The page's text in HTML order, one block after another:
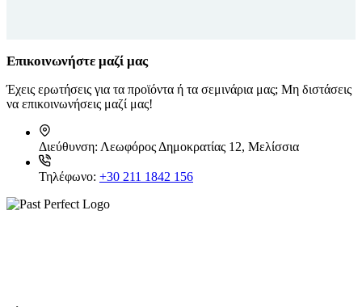
Επικοινωνήστε μαζί μας
Έχεις ερωτήσεις για τα προϊόντα ή τα σεμινάρια μας; Μη διστάσεις
να επικοινωνήσεις μαζί μας!
Διεύθυνση: Λεωφόρος Δημοκρατίας 12, Μελίσσια
Τηλέφωνο: +30 211 1842 156